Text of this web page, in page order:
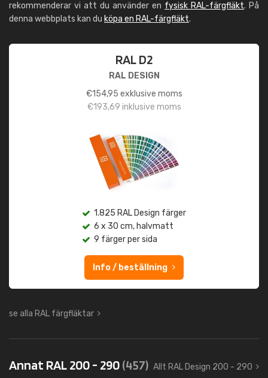
rekommenderar vi att du använder en fysisk RAL-färgfläkt. På
denna webbplats kan du köpa en RAL-färgfläkt.
RAL D2
RAL DESIGN
€154,95 exklusive moms
€193,69 inklusive moms
1.825 RAL Design färger
6 x 30 cm, halvmatt
9 färger per sida
Info / beställning
se alla RAL färgfläktar
Annat RAL 200 - 290(457) Allt RAL Design 200 - 290